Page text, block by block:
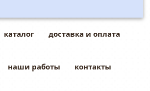
каталог доставка и оплата
наши работы контакты